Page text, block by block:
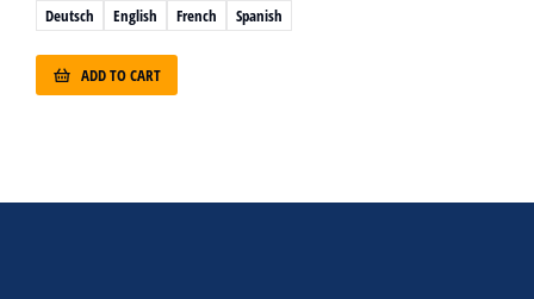
Deutsch English French Spanish
ADD TO CART